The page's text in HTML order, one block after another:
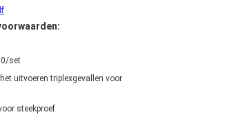
set
uitvoeren triplexgevallen voor
steekproef